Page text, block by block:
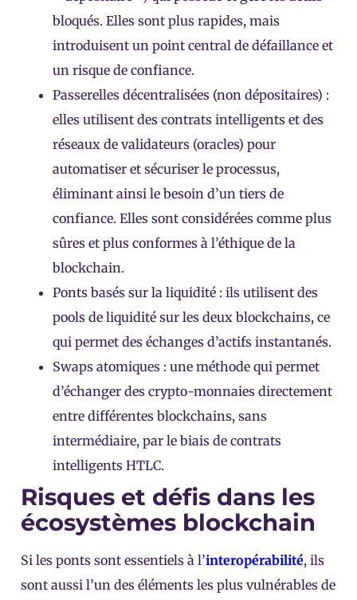
bloqués. Elles sont plus rapides, mais
introduisent un point central de défaillance et
un risque de confiance.
Passerelles décentralisées (non dépositaires) :
elles utilisent des contrats intelligents et des
réseaux de validateurs (oracles) pour
automatiser et sécuriser le processus,
éliminant ainsi le besoin d’un tiers de
confiance. Elles sont considérées comme plus
sûres et plus conformes à l’éthique de la
blockchain.
Ponts basés sur la liquidité : ils utilisent des
pools de liquidité sur les deux blockchains, ce
qui permet des échanges d’actifs instantanés.
Swaps atomiques : une méthode qui permet
d’échanger des crypto-monnaies directement
entre différentes blockchains, sans
intermédiaire, par le biais de contrats
intelligents HTLC.
Risques et défis dans les
écosystèmes blockchain
Si les ponts sont essentiels à l’interopérabilité, ils
sont aussi l’un des éléments les plus vulnérables de